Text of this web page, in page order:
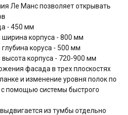
Ле Манс позволяет открывать
- 450 мм
корпуса - 800 мм
коруса - 500 мм
корпуса - 720-900 мм
фасада в трех плоскостях
и изменение уровня полок по
с помощью системы быстрого
из тумбы отдельно